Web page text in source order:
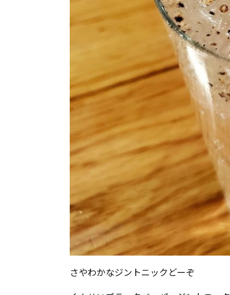
さやわかなジントニックどーぞ